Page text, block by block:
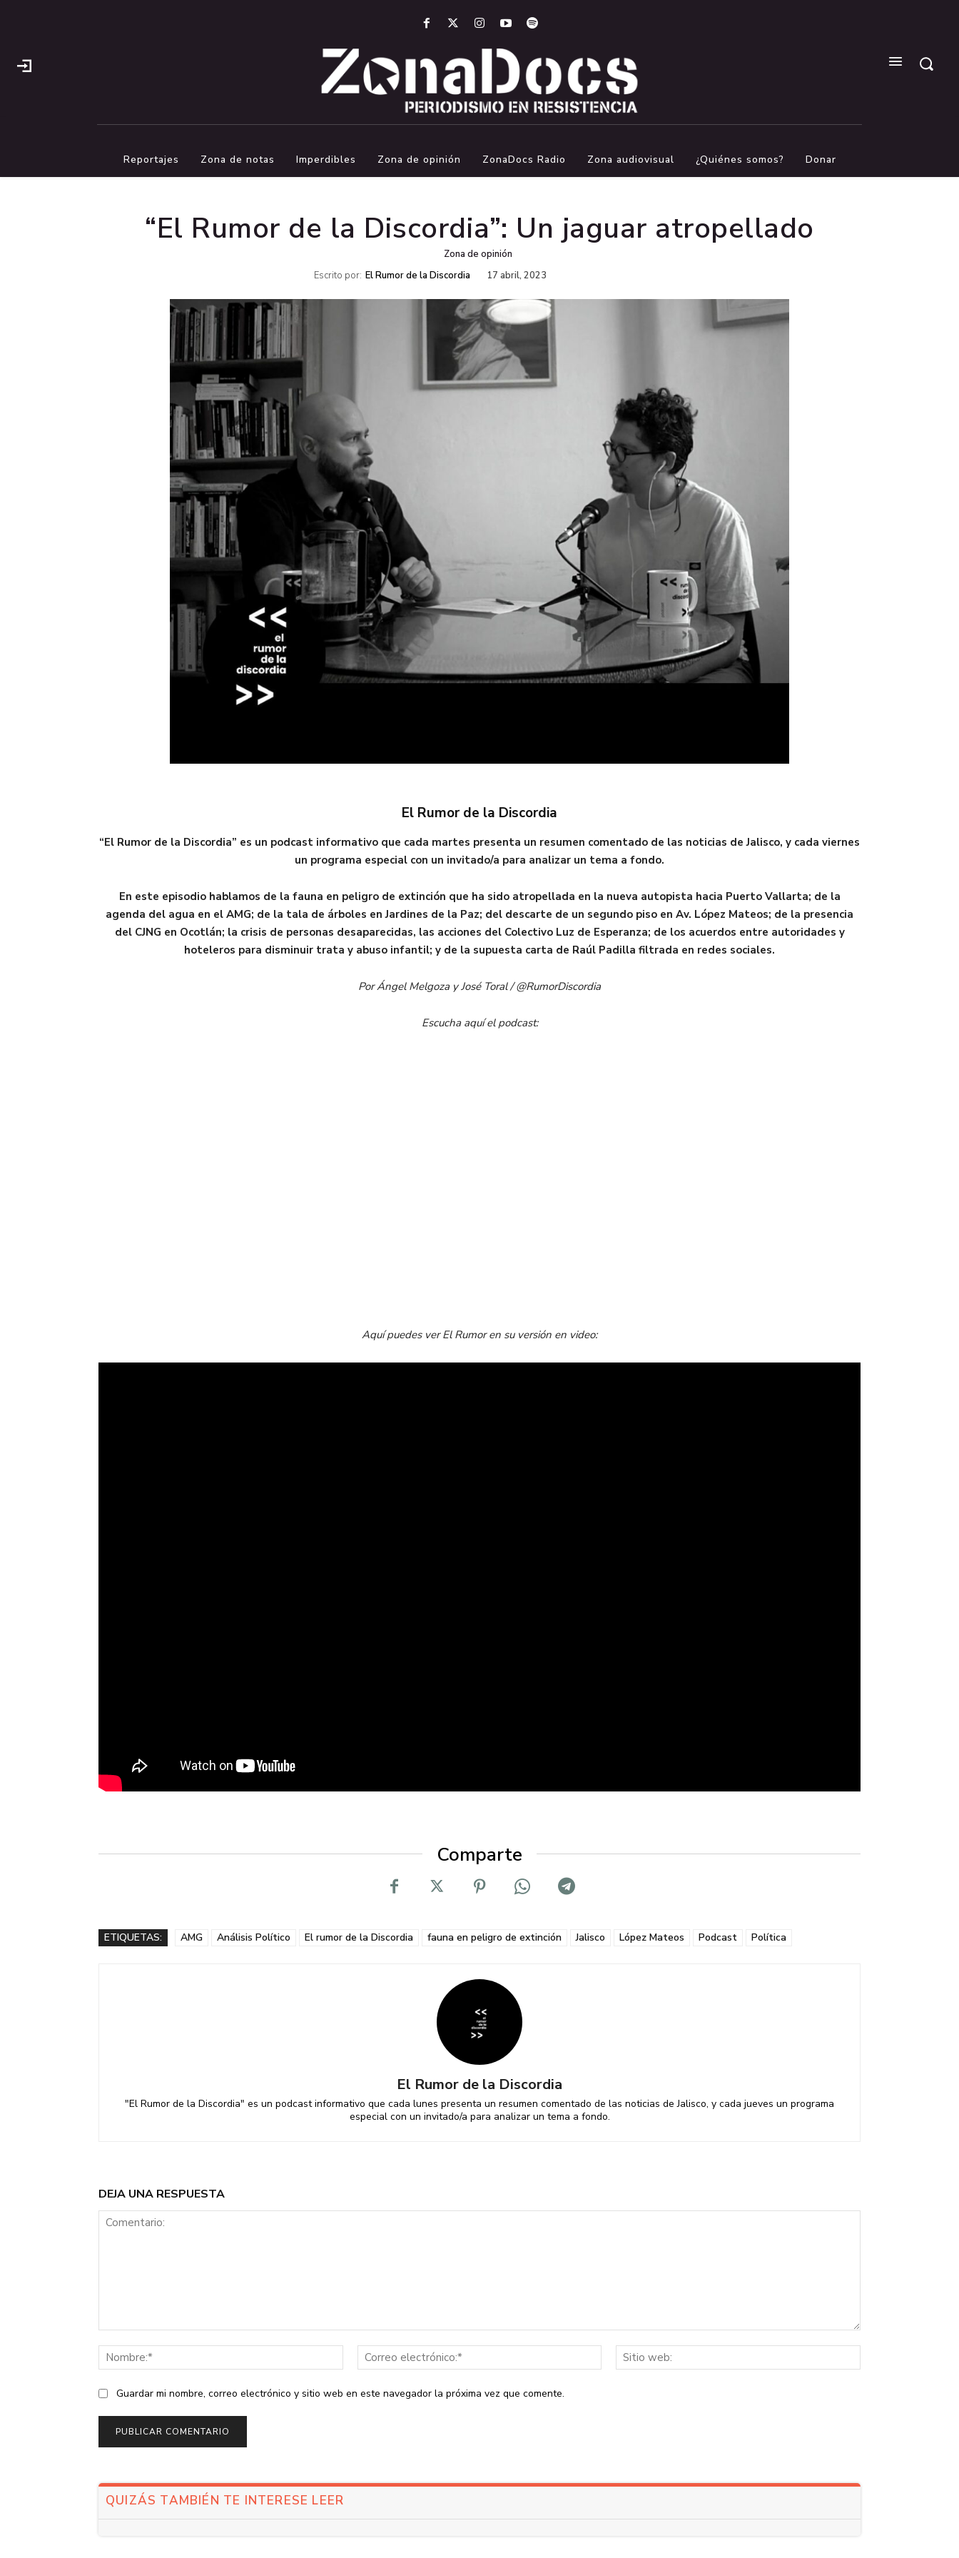
Reportajes Zona de notas Imperdibles Zona de opinión ZonaDocs Radio Zona audiovisual ¿Quiénes somos? Donar
“El Rumor de la Discordia”: Un jaguar atropellado
Zona de opinión
Escrito por: El Rumor de la Discordia 17 abril, 2023
El Rumor de la Discordia
“El Rumor de la Discordia” es un podcast informativo que cada martes presenta un resumen comentado de las noticias de Jalisco, y cada viernes
un programa especial con un invitado/a para analizar un tema a fondo.
En este episodio hablamos de la fauna en peligro de extinción que ha sido atropellada en la nueva autopista hacia Puerto Vallarta; de la
agenda del agua en el AMG; de la tala de árboles en Jardines de la Paz; del descarte de un segundo piso en Av. López Mateos; de la presencia
del CJNG en Ocotlán; la crisis de personas desaparecidas, las acciones del Colectivo Luz de Esperanza; de los acuerdos entre autoridades y
hoteleros para disminuir trata y abuso infantil; y de la supuesta carta de Raúl Padilla filtrada en redes sociales.
Por Ángel Melgoza y José Toral / @RumorDiscordia
Escucha aquí el podcast:
Aquí puedes ver El Rumor en su versión en video:
Comparte
ETIQUETAS: AMG Análisis Político El rumor de la Discordia fauna en peligro de extinción Jalisco López Mateos Podcast Política
El Rumor de la Discordia
"El Rumor de la Discordia" es un podcast informativo que cada lunes presenta un resumen comentado de las noticias de Jalisco, y cada jueves un programa
especial con un invitado/a para analizar un tema a fondo.
DEJA UNA RESPUESTA
Nombre:*
Correo
electrónico:*
web:
Guardar mi nombre, correo electrónico y sitio web en este navegador la próxima vez que comente.
QUIZÁS TAMBIÉN TE INTERESE LEER